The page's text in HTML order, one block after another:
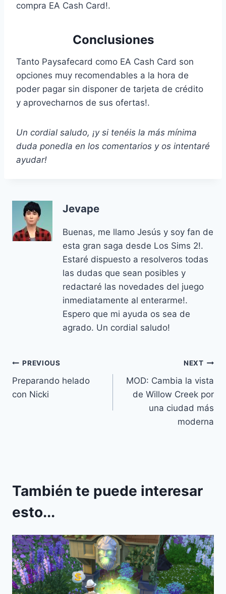
compra EA Cash Card!.
Conclusiones
Tanto Paysafecard como EA Cash Card son
opciones muy recomendables a la hora de
poder pagar sin disponer de tarjeta de crédito
y aprovecharnos de sus ofertas!.
Un cordial saludo, ¡y si tenéis la más mínima
duda ponedla en los comentarios y os intentaré
ayudar!
Jevape
Buenas, me llamo Jesús y soy fan de
esta gran saga desde Los Sims 2!.
Estaré dispuesto a resolveros todas
las dudas que sean posibles y
redactaré las novedades del juego
inmediatamente al enterarme!.
Espero que mi ayuda os sea de
agrado. Un cordial saludo!
Navegación
de
PREVIOUS
Preparando helado
con Nicki
NEXT
MOD: Cambia la vista
de Willow Creek por
una ciudad más
moderna
También te puede interesar
esto...